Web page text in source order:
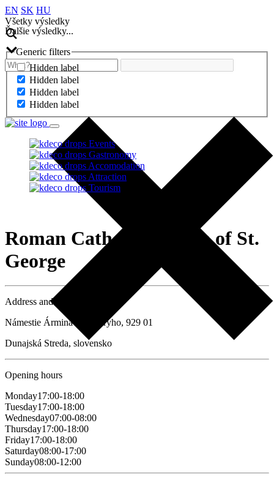
EN SK HU
Všetky výsledky
Ďalšie výsledky...
Generic filters
Hidden label
Hidden label
Hidden label
Hidden label
Events
Gastronomy
Accomodation
Attraction
Tourism
Roman Catholic Church of St.
George
Address and contact details
Námestie Ármina Vámberyho, 929 01
Dunajská Streda, slovensko
Opening hours
Monday17:00-18:00
Tuesday17:00-18:00
Wednesday07:00-08:00
Thursday17:00-18:00
Friday17:00-18:00
Saturday08:00-17:00
Sunday08:00-12:00